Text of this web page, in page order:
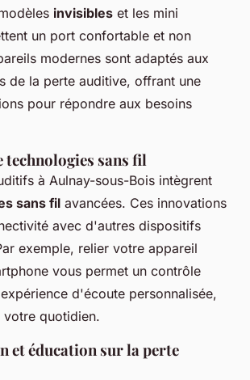
invisibles et les mini
un port confortable et non
modernes sont adaptés aux
de la perte auditive, offrant une
pour répondre aux besoins
sans fil
à Aulnay-sous-Bois intègrent
sans fil avancées. Ces innovations
avec d'autres dispositifs
exemple, relier votre appareil
vous permet un contrôle
d'écoute personnalisée,
votre quotidien.
et éducation sur la perte